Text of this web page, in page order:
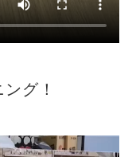
グ！